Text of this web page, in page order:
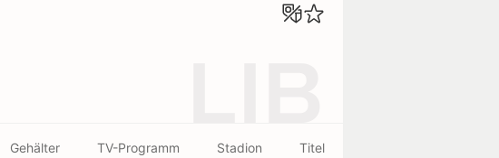
Gehälter TV-Programm Stadion Titel